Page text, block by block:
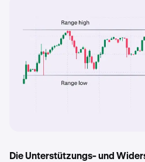
Die Unterstützungs- und